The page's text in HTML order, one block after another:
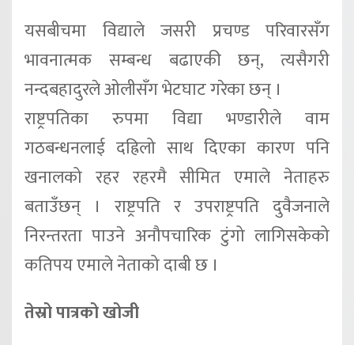
यसबीचमा विद्याले जसरी प्रचण्ड परिवारसँग
भावनात्मक सम्बन्ध बढाएकी छन्, त्यसैगरी
नन्दबहादुरले ओलीसँग भेटघाट गरेका छन् ।
राष्ट्रपतिका रुपमा विद्या भण्डारीले वाम
गठबन्धनलाई दह्रिलो साथ दिएका कारण पनि
खनालको रहर रहरमै सीमित एमाले नेताहरु
बताउँछन् । राष्ट्रपति र उपराष्ट्रपति दुवैजनाले
निरन्तरता पाउने अनौपचारिक टुंगो लागिसकेको
कतिपय एमाले नेताको दाबी छ ।
तेस्रो पात्रको खोजी